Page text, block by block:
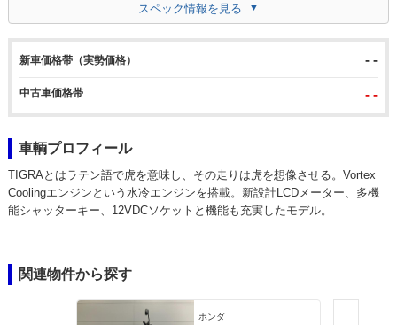
スペック情報を見る
新車価格帯（実勢価格） - -
中古車価格帯 - -
車輌プロフィール
TIGRAとはラテン語で虎を意味し、その走りは虎を想像させる。Vortex
Coolingエンジンという水冷エンジンを搭載。新設計LCDメーター、多機
能シャッターキー、12VDCソケットと機能も充実したモデル。
関連物件から探す
ホンダ